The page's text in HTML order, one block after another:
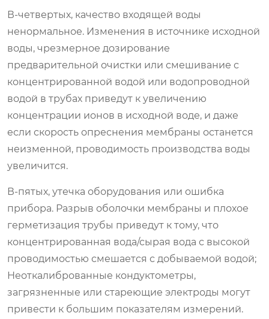
В-четвертых, качество входящей воды
ненормальное. Изменения в источнике исходной
воды, чрезмерное дозирование
предварительной очистки или смешивание с
концентрированной водой или водопроводной
водой в трубах приведут к увеличению
концентрации ионов в исходной воде, и даже
если скорость опреснения мембраны останется
неизменной, проводимость производства воды
увеличится.
В-пятых, утечка оборудования или ошибка
прибора. Разрыв оболочки мембраны и плохое
герметизация трубы приведут к тому, что
концентрированная вода/сырая вода с высокой
проводимостью смешается с добываемой водой;
Неоткалиброванные кондуктометры,
загрязненные или стареющие электроды могут
привести к большим показателям измерений.